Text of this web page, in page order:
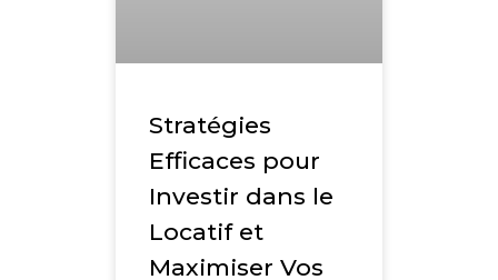
Stratégies
Efficaces pour
Investir dans le
Locatif et
Maximiser Vos